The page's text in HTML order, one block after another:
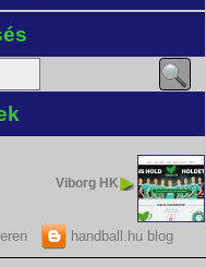
Viborg HK
handball.hu blog